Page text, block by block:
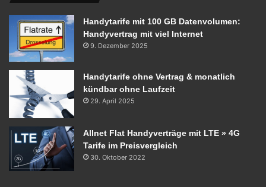
Handytarife mit 100 GB Datenvolumen:
Handyvertrag mit viel Internet
9. Dezember 2025
Handytarife ohne Vertrag & monatlich
kündbar ohne Laufzeit
29. April 2025
Allnet Flat Handyverträge mit LTE » 4G
Tarife im Preisvergleich
30. Oktober 2022